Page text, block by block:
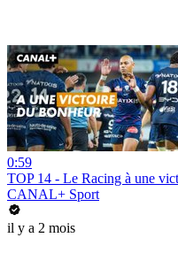
0:59
TOP 14 - Le Racing à une
CANAL+ Sport
il y a 2 mois